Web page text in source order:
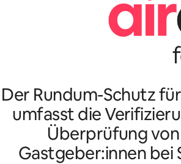
Der Rundum-Schutz
umfasst die
Überprüfung
Gastgeber:innen bei